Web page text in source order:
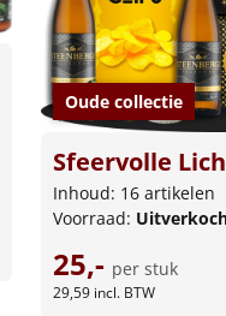
Oude collectie
Sfeervolle
Inhoud: 16 artikelen
Voorraad:
25,- per stuk
29,59 incl. BTW